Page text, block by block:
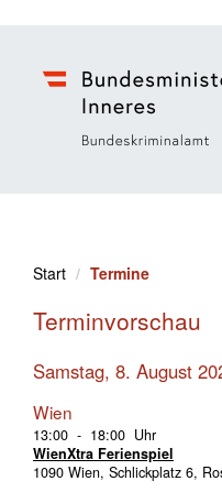
Start
Termine
Terminvorschau
Samstag, 8. August
Wien
13:00 - 18:00 Uhr
WienXtra Ferienspiel
1090 Wien, Schlickplatz 6,